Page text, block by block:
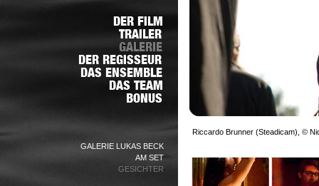
GALERIE LUKAS BECK
AM SET
GESICHTER
Riccardo Brunner (Steadicam), ©